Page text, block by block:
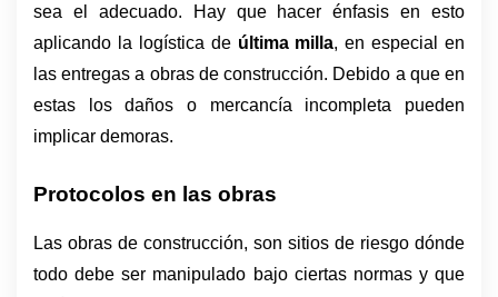
sea el adecuado. Hay que hacer énfasis en esto
aplicando la logística de última milla, en especial en
las entregas a obras de construcción. Debido a que en
estas los daños o mercancía incompleta pueden
implicar demoras.
Protocolos en las obras
Las obras de construcción, son sitios de riesgo dónde
todo debe ser manipulado bajo ciertas normas y que